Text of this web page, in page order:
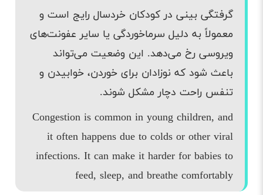
گرفتگی بینی در کودکان خردسال رایج است و
معمولاً به دلیل سرماخوردگی یا سایر عفونت‌های
ویروسی رخ می‌دهد. این وضعیت می‌تواند
باعث شود که نوزادان برای خوردن، خوابیدن و
تنفس راحت دچار مشکل شوند.
Congestion is common in young children, and
it often happens due to colds or other viral
infections. It can make it harder for babies to
feed, sleep, and breathe comfortably